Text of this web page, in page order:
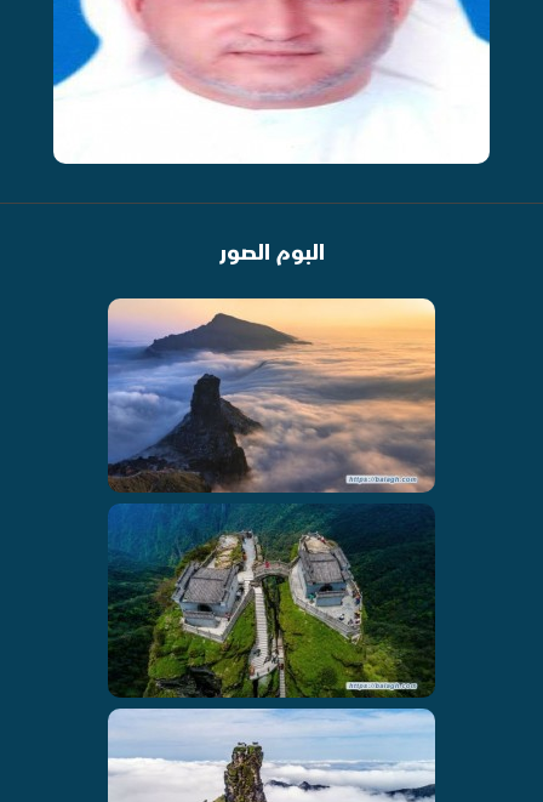
البوم الصور